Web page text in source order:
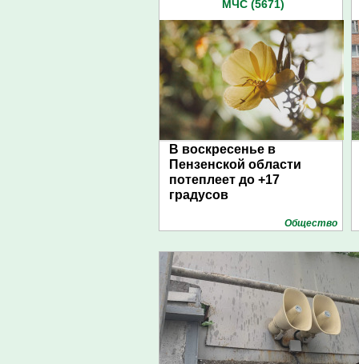
МЧС (5671)
В воскресенье в
Пензенской области
потеплеет до +17
градусов
Общество